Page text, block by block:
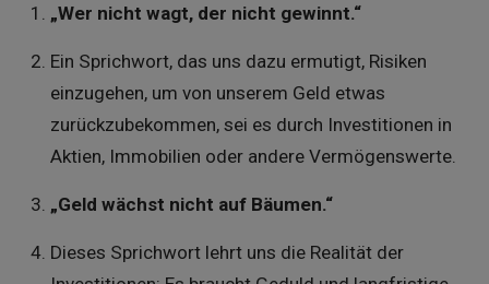
„Wer nicht wagt, der nicht gewinnt.“
Ein Sprichwort, das uns dazu ermutigt, Risiken
einzugehen, um von unserem Geld etwas
zurückzubekommen, sei es durch Investitionen in
Aktien, Immobilien oder andere Vermögenswerte.
„Geld wächst nicht auf Bäumen.“
Dieses Sprichwort lehrt uns die Realität der